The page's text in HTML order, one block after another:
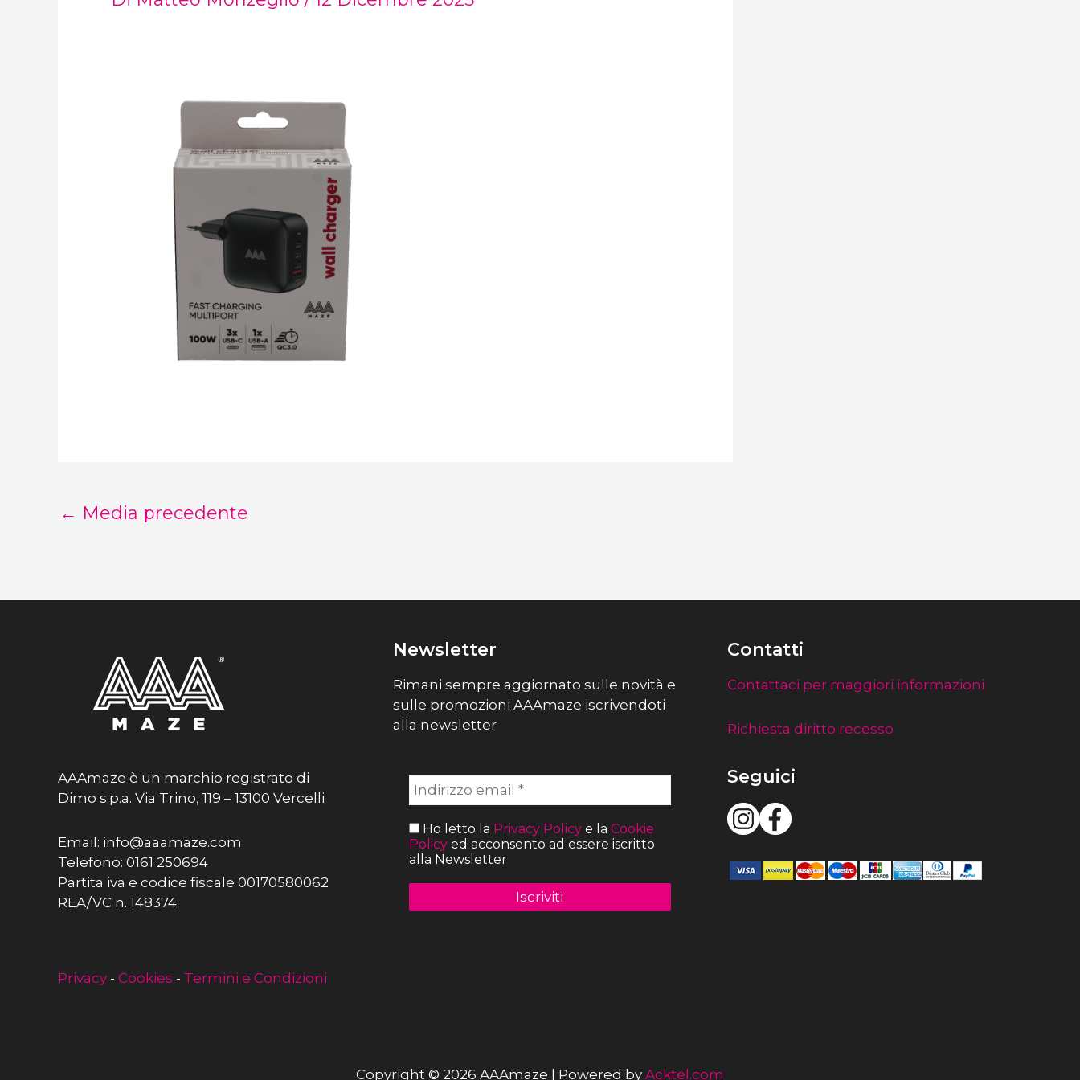
← Media precedente
AAAmaze è un marchio registrato di
Dimo s.p.a. Via Trino, 119 – 13100 Vercelli
Email: info@aaamaze.com
Telefono: 0161 250694
Partita iva e codice fiscale 00170580062
REA/VC n. 148374
Privacy - Cookies - Termini e Condizioni
Newsletter
Rimani sempre aggiornato sulle novità e
sulle promozioni AAAmaze iscrivendoti
alla newsletter
Ho letto la Privacy Policye la Cookie
Policyed acconsento ad essere iscritto
alla Newsletter
Contatti
Contattaci per maggiori informazioni
Richiesta diritto recesso
Seguici
Copyright © 2026 AAAmaze | Powered by Acktel.com